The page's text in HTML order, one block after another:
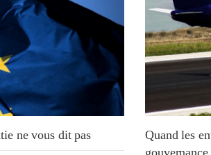
ne vous dit pas
Quand les